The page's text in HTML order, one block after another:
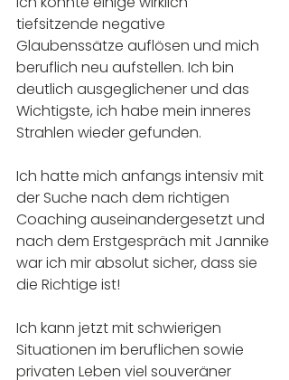
tiefsitzende negative
Glaubenssätze auflösen und mich
beruflich neu aufstellen. Ich bin
deutlich ausgeglichener und das
Wichtigste, ich habe mein inneres
Strahlen wieder gefunden.
Ich hatte mich anfangs intensiv mit
der Suche nach dem richtigen
Coaching auseinandergesetzt und
nach dem Erstgespräch mit Jannike
war ich mir absolut sicher, dass sie
die Richtige ist!
Ich kann jetzt mit schwierigen
Situationen im beruflichen sowie
privaten Leben viel souveräner